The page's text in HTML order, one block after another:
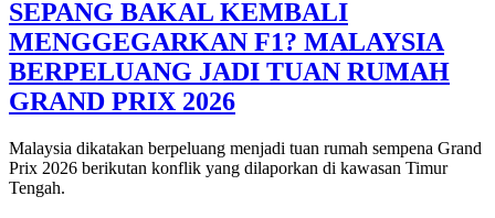
SEPANG BAKAL KEMBALI
MENGGEGARKAN F1? MALAYSIA
BERPELUANG JADI TUAN RUMAH
GRAND PRIX 2026
Malaysia dikatakan berpeluang menjadi tuan rumah sempena Grand
Prix 2026 berikutan konflik yang dilaporkan di kawasan Timur
Tengah.